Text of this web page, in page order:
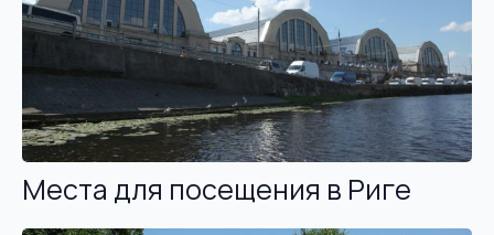
Места для посещения в Риге